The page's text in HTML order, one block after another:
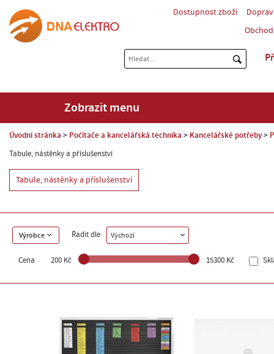
Dostupnost zboží
Zobrazit menu
Úvodní stránka Počítače a kancelářská technika Kancelářské potřeby
Tabule, nástěnky a příslušenství
Tabule, nástěnky a příslušenství
Výrobce Řadit dle Výchozí
Cena 200 Kč 15300 Kč